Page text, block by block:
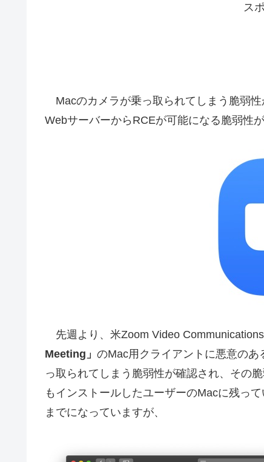
ス
Macのカメラが乗っ取られてしまう脆弱
WebサーバーからRCEが可能になる脆弱性
先週より、米Zoom Video
Meeting」 のMac用クライアントに悪意の
っ取られてしまう脆弱性が確認され、その
もインストールしたユーザーのMacに残っ
までになっていますが、